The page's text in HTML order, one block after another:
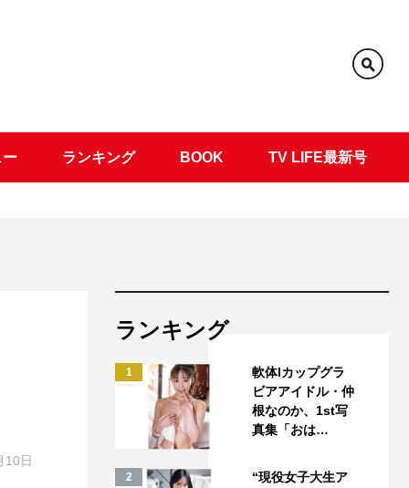
ー ランキング BOOK TV LIFE最新号
10日
ランキング
1
軟体Iカップグラ
ビアアイドル・仲
根なのか、1st写
真集「おは…
2
“現役女子大生ア